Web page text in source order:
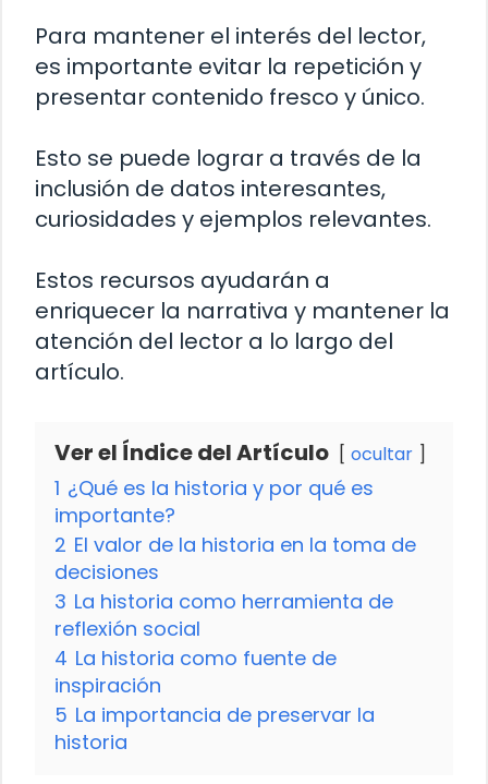
Para mantener el interés del lector,
es importante evitar la repetición y
presentar contenido fresco y único.
Esto se puede lograr a través de la
inclusión de datos interesantes,
curiosidades y ejemplos relevantes.
Estos recursos ayudarán a
enriquecer la narrativa y mantener la
atención del lector a lo largo del
artículo.
Ver el Índice del Artículo ocultar
1 ¿Qué es la historia y por qué es
importante?
2 El valor de la historia en la toma de
decisiones
3 La historia como herramienta de
reflexión social
4 La historia como fuente de
inspiración
5 La importancia de preservar la
historia